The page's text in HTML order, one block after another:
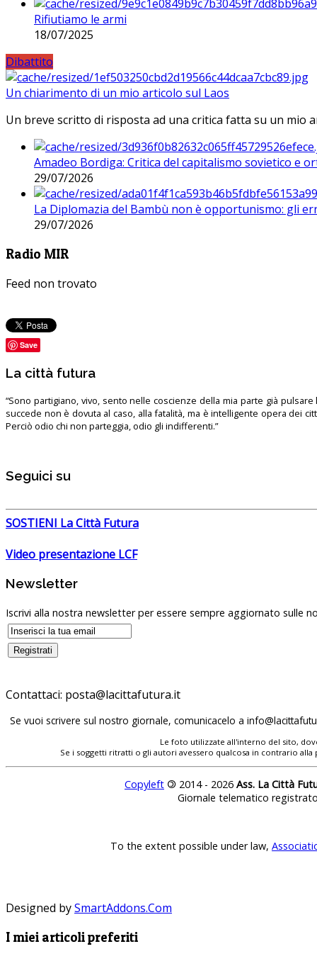
Rifiutiamo le armi
18/07/2025
Dibattito
Un chiarimento di un mio articolo sul Laos
Un breve scritto di risposta ad una critica fatta su un mio
Amadeo Bordiga: Critica del capitalismo sovietico e
29/07/2026
La Diplomazia del Bambù non è opportunismo: gli
29/07/2026
Radio MIR
Feed non trovato
Save
La città futura
“Sono partigiano, vivo, sento nelle coscienze della mia parte già pulsare
succede non è dovuta al caso, alla fatalità, ma è intelligente opera dei
Perciò odio chi non parteggia, odio gli indifferenti.”
Seguici su
SOSTIENI La Città Futura
Video presentazione LCF
Newsletter
Iscrivi alla nostra newsletter per essere sempre aggiornato sulle
Contattaci: posta@lacittafutura.it
Se vuoi scrivere sul nostro giornale, comunicacelo a
Le foto utilizzate all'interno del sito,
Se i soggetti ritratti o gli autori avessero qualcosa in contrario
Copyleft © 2014 - 2026 Ass. La Città
Giornale telematico
To the extent possible under law,
Designed bySmartAddons.Com
I miei articoli preferiti